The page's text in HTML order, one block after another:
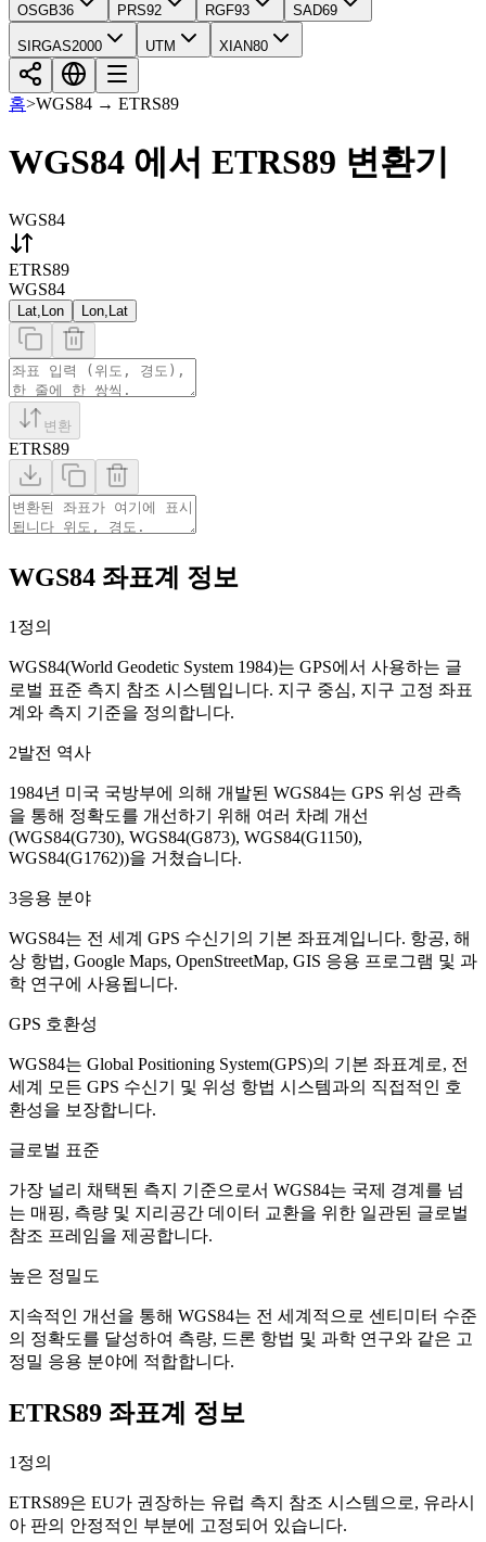
OSGB36 PRS92 RGF93 SAD69
SIRGAS2000 UTM XIAN80
홈>WGS84 → ETRS89
WGS84 에서 ETRS89 변환기
WGS84
ETRS89
WGS84
Lat,Lon Lon,Lat
변환
ETRS89
WGS84 좌표계 정보
1 정의
WGS84(World Geodetic System 1984)는 GPS에서 사용하는 글
로벌 표준 측지 참조 시스템입니다. 지구 중심, 지구 고정 좌표
계와 측지 기준을 정의합니다.
2발전 역사
1984년 미국 국방부에 의해 개발된 WGS84는 GPS 위성 관측
을 통해 정확도를 개선하기 위해 여러 차례 개선
(WGS84(G730), WGS84(G873), WGS84(G1150),
WGS84(G1762))을 거쳤습니다.
3응용 분야
WGS84는 전 세계 GPS 수신기의 기본 좌표계입니다. 항공, 해
상 항법, Google Maps, OpenStreetMap, GIS 응용 프로그램 및 과
학 연구에 사용됩니다.
GPS 호환성
WGS84는 Global Positioning System(GPS)의 기본 좌표계로, 전
세계 모든 GPS 수신기 및 위성 항법 시스템과의 직접적인 호
환성을 보장합니다.
글로벌 표준
가장 널리 채택된 측지 기준으로서 WGS84는 국제 경계를 넘
는 매핑, 측량 및 지리공간 데이터 교환을 위한 일관된 글로벌
참조 프레임을 제공합니다.
높은 정밀도
지속적인 개선을 통해 WGS84는 전 세계적으로 센티미터 수준
의 정확도를 달성하여 측량, 드론 항법 및 과학 연구와 같은 고
정밀 응용 분야에 적합합니다.
ETRS89 좌표계 정보
1 정의
ETRS89은 EU가 권장하는 유럽 측지 참조 시스템으로, 유라시
아 판의 안정적인 부분에 고정되어 있습니다.